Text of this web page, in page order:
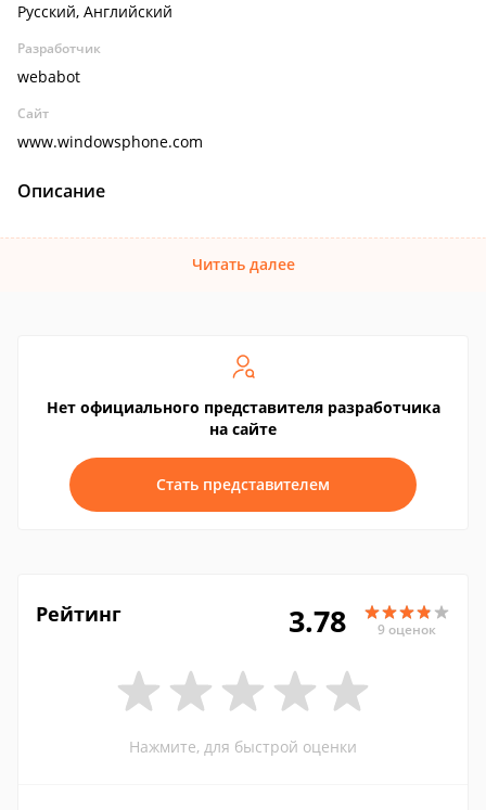
Русский, Английский
Разработчик
webabot
Сайт
www.windowsphone.com
Описание
Читать далее
Нет официального представителя разработчика
на сайте
Стать представителем
Рейтинг 3.78 9 оценок
Нажмите, для быстрой оценки